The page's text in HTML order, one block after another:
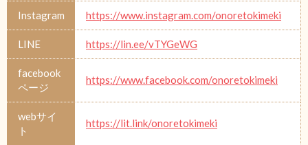
Instagram https://www.instagram.com/onoretokimeki
LINE https://lin.ee/vTYGeWG
facebook
ページ
https://www.facebook.com/onoretokimeki
webサイ
ト
https://lit.link/onoretokimeki